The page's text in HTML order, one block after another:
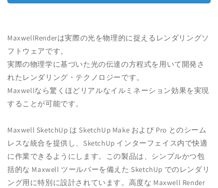
MaxwellRenderは実際の光を物理的に捉えるレンダリングソ
フトウェアです。
実際の物理学に基づいた光の伝達の方程式を用いて開発さ
れたレンダリング・テクノロジーです。
Maxwellなら驚くほどリアルなイルミネーション効果を実現
することが可能です。
Maxwell SketchUp は SketchUp Make および Pro とのシーム
レスな統合を提供し、SketchUp インターフェイス内で快適
に作業できるようにします。この製品は、シンプルかつ包
括的な Maxwell ツールバーを備えた SketchUp でのレンダリ
ング用に特別に設計されています。高度な Maxwell Render